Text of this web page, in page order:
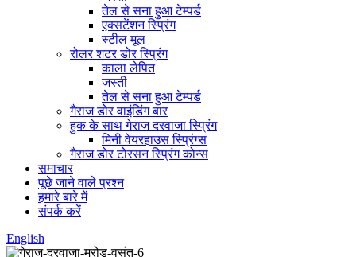
तेल से सना हुआ टेम्पर्ड
एक्सटेंशन स्प्रिंग
स्टील मूल
रोलर शटर डोर स्प्रिंग
काला लेपित
जस्ती
तेल से सना हुआ टेम्पर्ड
गैराज डोर वाइंडिंग बार
हुक के साथ गेराज दरवाजा स्प्रिंग
मिनी वेयरहाउस स्प्रिंग्स
गैराज डोर टोरसन स्प्रिंग कोन्स
समाचार
पूछे जाने वाले प्रश्न
हमारे बारे में
संपर्क करें
English